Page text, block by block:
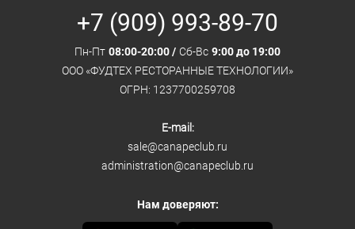
+7 (909) 993-89-70
Пн-Пт 08:00-20:00 / Сб-Вс 9:00 до 19:00
ООО «ФУДТЕХ РЕСТОРАННЫЕ ТЕХНОЛОГИИ»
ОГРН: 1237700259708
E-mail:
sale@canapeclub.ru
administration@canapeclub.ru
Нам доверяют: